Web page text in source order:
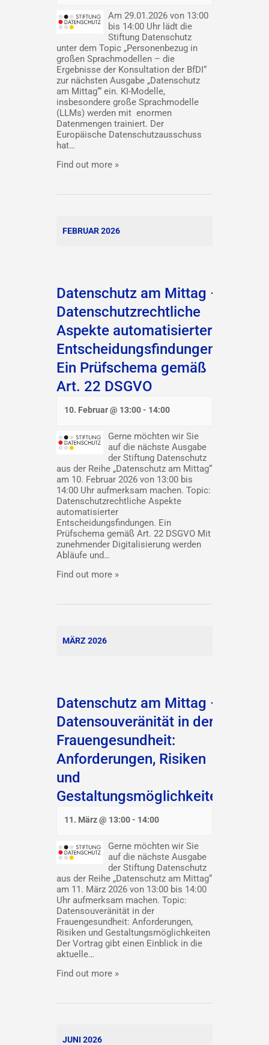
Am 29.01.2026 von 13:00
bis 14:00 Uhr lädt die
Stiftung Datenschutz
unter dem Topic „Personenbezug in
großen Sprachmodellen – die
Ergebnisse der Konsultation der BfDI“
zur nächsten Ausgabe „Datenschutz
am Mittag‘“ ein. KI-Modelle,
insbesondere große Sprachmodelle
(LLMs) werden mit enormen
Datenmengen trainiert. Der
Europäische Datenschutzausschuss
hat…
Find out more »
FEBRUAR 2026
Datenschutz am Mittag –
Datenschutzrechtliche
Aspekte automatisierter
Entscheidungsfindungen.
Ein Prüfschema gemäß
Art. 22 DSGVO
10. Februar @ 13:00- 14:00
Gerne möchten wir Sie
auf die nächste Ausgabe
der Stiftung Datenschutz
aus der Reihe „Datenschutz am Mittag“
am 10. Februar 2026 von 13:00 bis
14:00 Uhr aufmerksam machen. Topic:
Datenschutzrechtliche Aspekte
automatisierter
Entscheidungsfindungen. Ein
Prüfschema gemäß Art. 22 DSGVO Mit
zunehmender Digitalisierung werden
Abläufe und…
Find out more »
MÄRZ 2026
Datenschutz am Mittag –
Datensouveränität in der
Frauengesundheit:
Anforderungen, Risiken
und
Gestaltungsmöglichkeiten
11. März @ 13:00- 14:00
Gerne möchten wir Sie
auf die nächste Ausgabe
der Stiftung Datenschutz
aus der Reihe „Datenschutz am Mittag“
am 11. März 2026 von 13:00 bis 14:00
Uhr aufmerksam machen. Topic:
Datensouveränität in der
Frauengesundheit: Anforderungen,
Risiken und Gestaltungsmöglichkeiten
Der Vortrag gibt einen Einblick in die
aktuelle…
Find out more »
JUNI 2026